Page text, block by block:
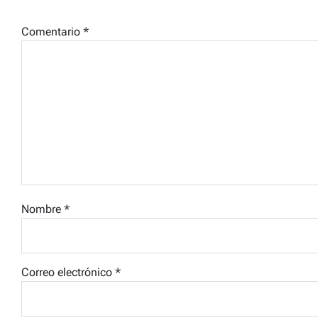
Comentario *
Nombre *
Correo electrónico *